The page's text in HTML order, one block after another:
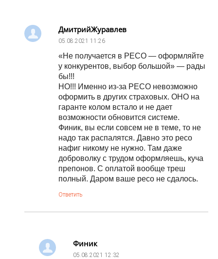
ДмитрийЖуравлев
05.08.2021 11:26
«Не получается в РЕСО — оформляйте
у конкурентов, выбор большой» — рады
бы!!!
НО!!! Именно из-за РЕСО невозможно
оформить в других страховых. ОНО на
гаранте колом встало и не дает
возможности обновится системе.
Финик, вы если совсем не в теме, то не
надо так распалятся. Давно это ресо
нафиг никому не нужно. Там даже
доброволку с трудом оформляешь, куча
препонов. С оплатой вообще треш
полный. Даром ваше ресо не сдалось.
Ответить
Финик
05.08.2021 12:32